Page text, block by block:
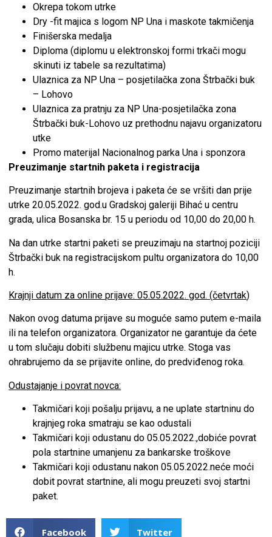
Okrepa tokom utrke
Dry -fit majica s logom NP Una i maskote takmičenja
Finišerska medalja
Diploma (diplomu u elektronskoj formi trkači mogu
skinuti iz tabele sa rezultatima)
Ulaznica za NP Una – posjetilačka zona Štrbački buk
– Lohovo
Ulaznica za pratnju za NP Una-posjetilačka zona
Štrbački buk-Lohovo uz prethodnu najavu organizatoru
utke
Promo materijal Nacionalnog parka Una i sponzora
Preuzimanje startnih paketa i registracija
Preuzimanje startnih brojeva i paketa će se vršiti dan prije
utrke 20.05.2022. god.u Gradskoj galeriji Bihać u centru
grada, ulica Bosanska br. 15 u periodu od 10,00 do 20,00 h.
Na dan utrke startni paketi se preuzimaju na startnoj poziciji
Štrbački buk na registracijskom pultu organizatora do 10,00
h.
Krajnji datum za online prijave:05.05.2022. god. (četvrtak)
Nakon ovog datuma prijave su moguće samo putem e-maila
ili na telefon organizatora. Organizator ne garantuje da ćete
u tom slučaju dobiti službenu majicu utrke. Stoga vas
ohrabrujemo da se prijavite online, do predviđenog roka.
Odustajanje i povrat novca:
Takmičari koji pošalju prijavu, a ne uplate startninu do
krajnjeg roka smatraju se kao odustali
Takmičari koji odustanu do 05.05.2022.,dobiće povrat
pola startnine umanjenu za bankarske troškove
Takmičari koji odustanu nakon 05.05.2022.neće moći
dobit povrat startnine, ali mogu preuzeti svoj startni
paket.
Facebook Twitter